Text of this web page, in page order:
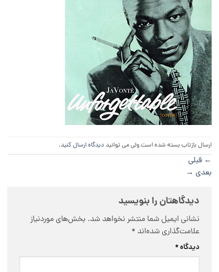
ارسال بازتاب بسته شده است ولی می توانید دیدگاه ارسال کنید.
← قبلی
بعدی →
دیدگاهتان را بنویسید
نشانی ایمیل شما منتشر نخواهد شد. بخش‌های موردنیاز
علامت‌گذاری شده‌اند *
دیدگاه*